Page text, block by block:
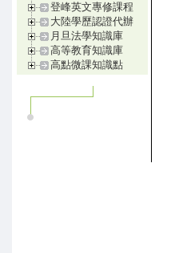
登峰英文專修課程
大陸學歷認證代辦
月旦法學知識庫
高等教育知識庫
高點微課知識點